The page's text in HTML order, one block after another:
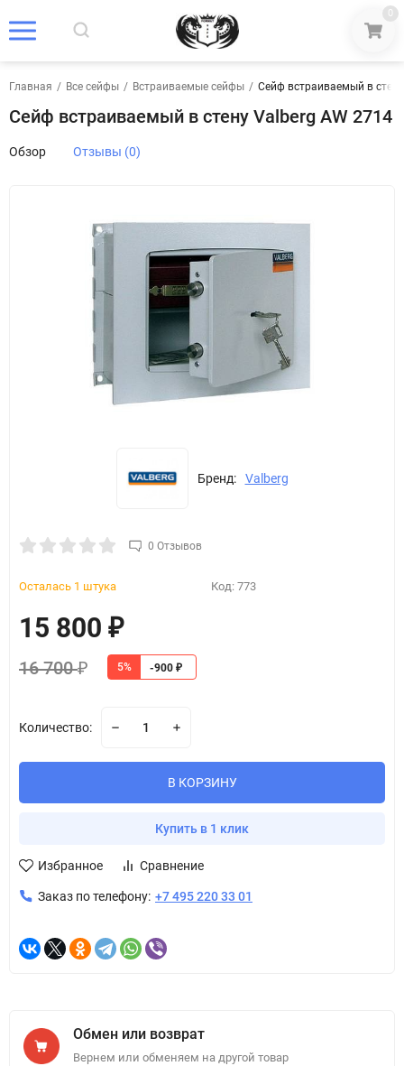
0
Главная / Все сейфы / Встраиваемые сейфы / Сейф встраиваемый в
Сейф встраиваемый в стену Valberg AW 2714
Обзор Отзывы (0)
Бренд: Valberg
0 Отзывов
Осталась 1 штука Код: 773
15 800 ₽
16 700₽ 5% -900 ₽
Количество:
В КОРЗИНУ
Купить в 1 клик
Избранное Сравнение
Заказ по телефону: +7 495 220 33 01
Обмен или возврат
Вернем или обменяем на другой товар